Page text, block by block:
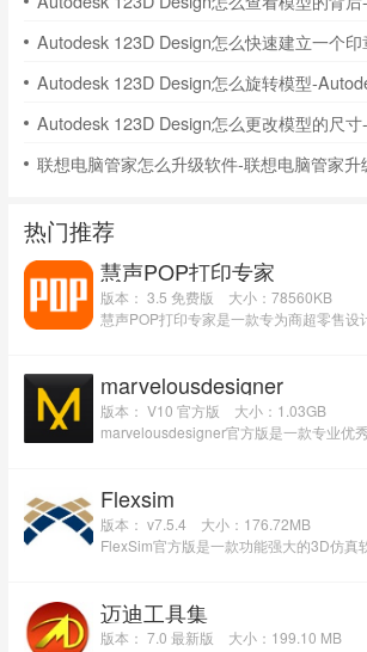
联想电脑管家怎么升级软件-联想电脑管家升
热门推荐
慧声POP打印专家
版本： 3.5 免费版
大小：78560KB
marvelousdesigner
版本： V10 官方版
大小：1.03GB
Flexsim
版本： v7.5.4
大小：176.72MB
迈迪工具集
版本： 7.0 最新版
大小：199.10 MB